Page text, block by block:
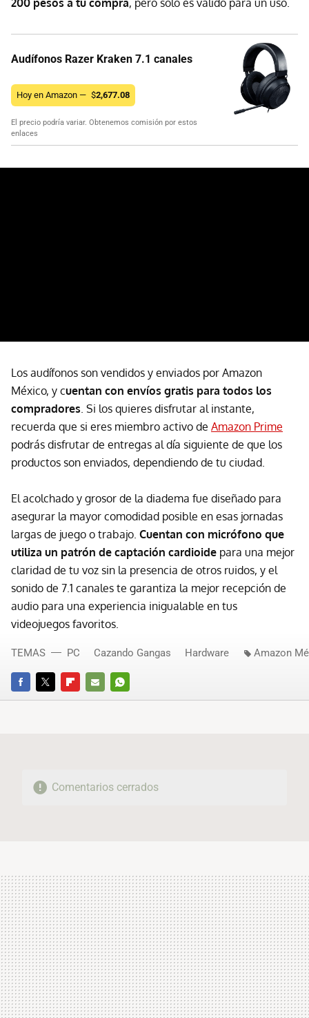
Audífonos Razer Kraken 7.1 canales
Hoy en Amazon — $2,677.08
El precio podría variar. Obtenemos comisión por estos
enlaces
Los audífonos son vendidos y enviados por Amazon
México, y cuentan con envíos gratis para todos los
compradores . Si los quieres disfrutar al instante,
recuerda que si eres miembro activo de Amazon Prime
podrás disfrutar de entregas al día siguiente de que los
productos son enviados, dependiendo de tu ciudad.
El acolchado y grosor de la diadema fue diseñado para
asegurar la mayor comodidad posible en esas jornadas
largas de juego o trabajo. Cuentan con micrófono que
utiliza un patrón de captación cardioide para una mejor
claridad de tu voz sin la presencia de otros ruidos, y el
sonido de 7.1 canales te garantiza la mejor recepción de
audio para una experiencia inigualable en tus
videojuegos favoritos.
FACEBOOKTWITTERFLIPBOARD
E-
WHATSAPP
TEMAS PC Cazando Gangas Hardware Amazon
Comentarios cerrados